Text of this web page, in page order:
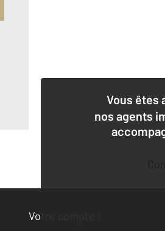
Vous êtes
nos agents
Votre compte :